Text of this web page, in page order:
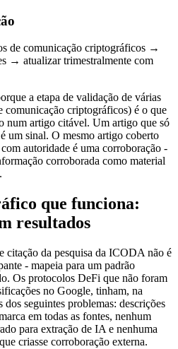
de comunicação criptográficos →
→ atualizar trimestralmente com
a etapa de validação de várias
comunicação criptográficos) é o que
num artigo citável. Um artigo que só
um sinal. O mesmo artigo coberto
autoridade é uma corroboração -
corroborada como material
que funciona:
resultados
citação da pesquisa da ICODA não é
- mapeia para um padrão
Os protocolos DeFi que não foram
no Google, tinham, na
seguintes problemas: descrições
em todas as fontes, nenhum
para extração de IA e nenhuma
criasse corroboração externa.